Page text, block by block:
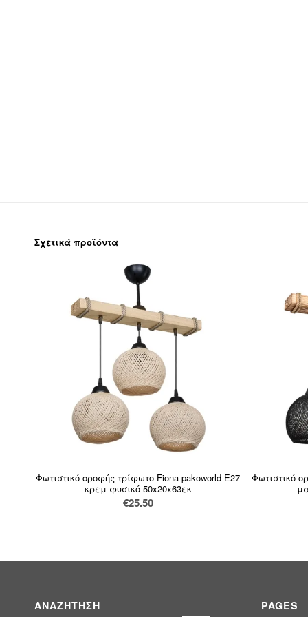
Σχετικά προϊόντα
Φωτιστικό οροφής τρίφωτο Fiona pakoworld Ε27
κρεμ-φυσικό 50x20x63εκ
€25.50
Φωτιστικό
ΑΝΑΖΉΤΗΣΗ PAGES